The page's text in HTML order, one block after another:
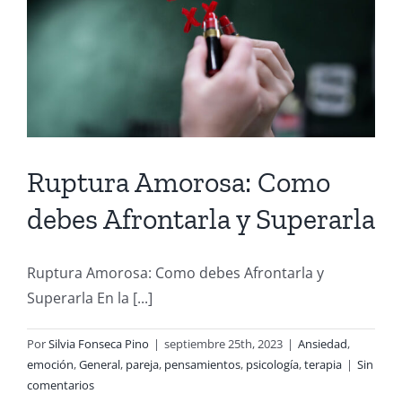
Ruptura Amorosa: Como
debes Afrontarla y Superarla
Ruptura Amorosa: Como debes Afrontarla y
Superarla En la [...]
PorSilvia Fonseca Pino | septiembre 25th, 2023 | Ansiedad,
emoción,General, pareja, pensamientos, psicología,terapia | Sin
comentarios